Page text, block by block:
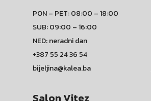
PON – PET: 08:00 – 18:00
SUB: 09:00 – 16:00
NED: neradni dan
+387 55 24 36 54
bijeljina@kalea.ba
Salon Vitez